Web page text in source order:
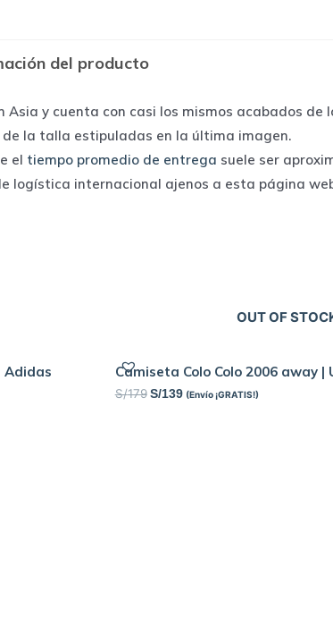
del producto
y cuenta con casi los mismos acabados de
la talla estipuladas en la última imagen.
el tiempo promedio de entrega suele ser
logística internacional ajenos a esta página
Adidas
OUT OF
Camiseta Colo Colo 2006 away |
S/179 S/139 (Envío ¡GRATIS!)